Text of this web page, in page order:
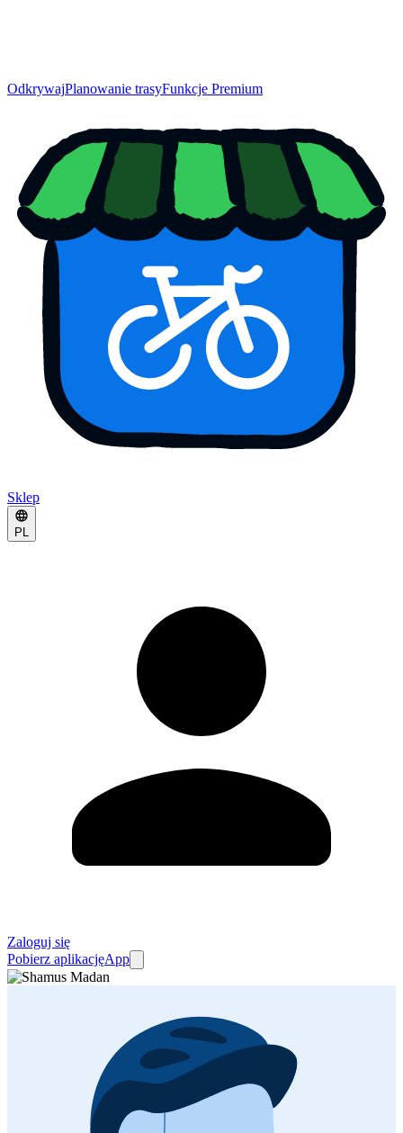
OdkrywajPlanowanie trasyFunkcje Premium
Sklep
PL
Zaloguj się
Pobierz aplikacjęApp